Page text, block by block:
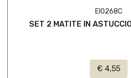
EI0268C
SET 2 MATITE IN
€ 4,55